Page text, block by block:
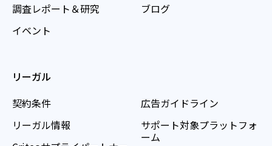
調査レポート＆研究
イベント
ブログ
リーガル
契約条件
リーガル情報
広告ガイドライン
サポート対象プラットフォ
ーム